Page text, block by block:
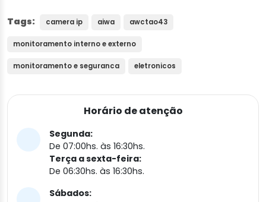
Tags: camera ip aiwa awctao43
monitoramento interno e externo
monitoramento e seguranca eletronicos
Horário de atenção
Segunda:
De 07:00hs. às 16:30hs.
Terça a sexta-feira:
De 06:30hs. às 16:30hs.
Sábados: